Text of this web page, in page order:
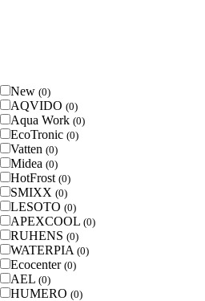
New (0)
AQVIDO (0)
Aqua Work (0)
EcoTronic (0)
Vatten (0)
Midea (0)
HotFrost (0)
SMIXX (0)
LESOTO (0)
APEXCOOL (0)
RUHENS (0)
WATERPIA (0)
Ecocenter (0)
AEL (0)
HUMERO (0)